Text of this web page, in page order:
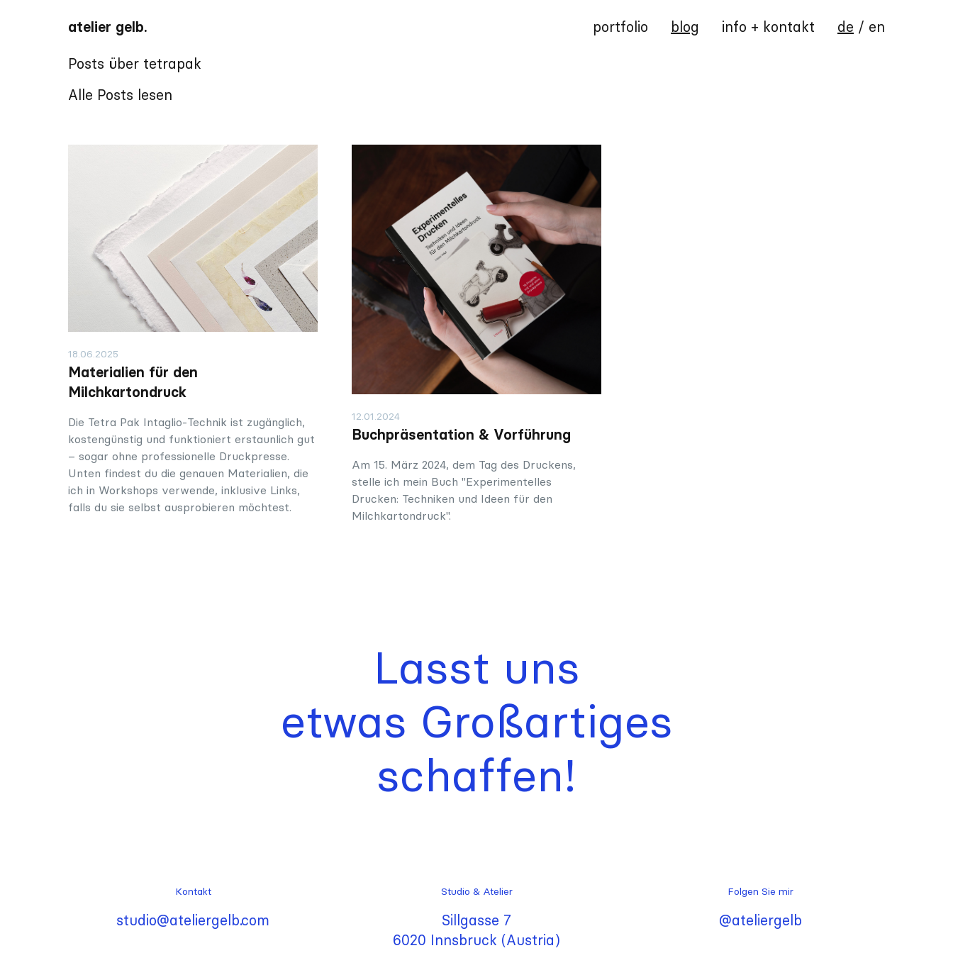
atelier gelb. portfolio blog info + kontakt de / en
Posts über tetrapak
Alle Posts lesen
18.06.2025
Materialien für den
Milchkartondruck
Die Tetra Pak Intaglio-Technik ist zugänglich,
kostengünstig und funktioniert erstaunlich gut
– sogar ohne professionelle Druckpresse.
Unten findest du die genauen Materialien, die
ich in Workshops verwende, inklusive Links,
falls du sie selbst ausprobieren möchtest.
12.01.2024
Buchpräsentation & Vorführung
Am 15. März 2024, dem Tag des Druckens,
stelle ich mein Buch "Experimentelles
Drucken: Techniken und Ideen für den
Milchkartondruck".
Lasst uns
etwas Großartiges
schaffen!
Kontakt
studio@ateliergelb.com
Studio & Atelier
Sillgasse 7
6020 Innsbruck (Austria)
Folgen Sie mir
@ateliergelb